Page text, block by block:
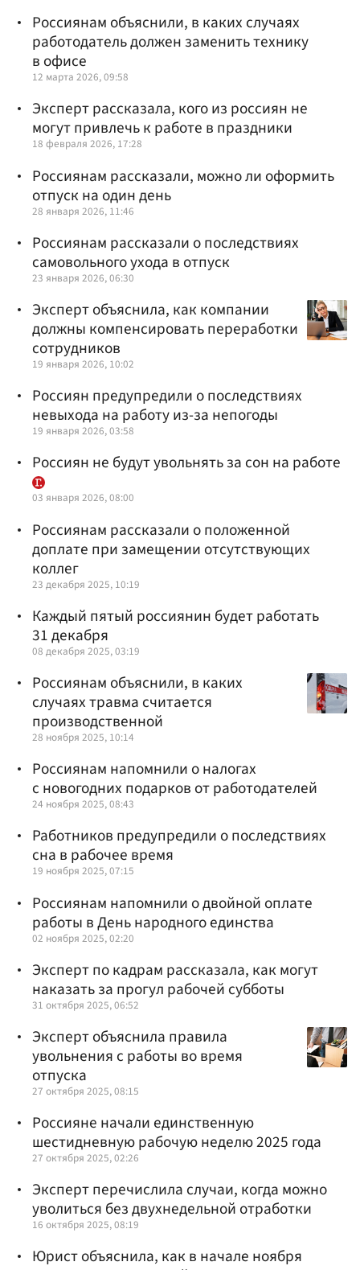
Россиянам объяснили, в каких случаях
работодатель должен заменить технику
в офисе
12 марта 2026, 09:58
Эксперт рассказала, кого из россиян не
могут привлечь к работе в праздники
18 февраля 2026, 17:28
Россиянам рассказали, можно ли оформить
отпуск на один день
28 января 2026, 11:46
Россиянам рассказали о последствиях
самовольного ухода в отпуск
23 января 2026, 06:30
Эксперт объяснила, как компании
должны компенсировать переработки
сотрудников
19 января 2026, 10:02
Россиян предупредили о последствиях
невыхода на работу из-за непогоды
19 января 2026, 03:58
Россиян не будут увольнять за сон на работе
03 января 2026, 08:00
Россиянам рассказали о положенной
доплате при замещении отсутствующих
коллег
23 декабря 2025, 10:19
Каждый пятый россиянин будет работать
31 декабря
08 декабря 2025, 03:19
Россиянам объяснили, в каких
случаях травма считается
производственной
28 ноября 2025, 10:14
Россиянам напомнили о налогах
с новогодних подарков от работодателей
24 ноября 2025, 08:43
Работников предупредили о последствиях
сна в рабочее время
19 ноября 2025, 07:15
Россиянам напомнили о двойной оплате
работы в День народного единства
02 ноября 2025, 02:20
Эксперт по кадрам рассказала, как могут
наказать за прогул рабочей субботы
31 октября 2025, 06:52
Эксперт объяснила правила
увольнения с работы во время
отпуска
27 октября 2025, 08:15
Россияне начали единственную
шестидневную рабочую неделю 2025 года
27 октября 2025, 02:26
Эксперт перечислила случаи, когда можно
уволиться без двухнедельной отработки
16 октября 2025, 08:19
Юрист объяснила, как в начале ноября